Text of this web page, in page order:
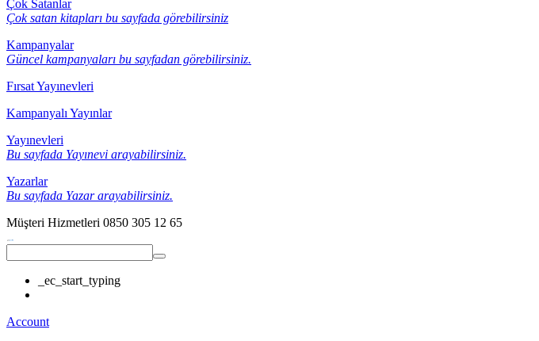
Çok Satanlar
Çok satan kitapları bu sayfada görebilirsiniz
Kampanyalar
Güncel kampanyaları bu sayfadan görebilirsiniz.
Fırsat Yayınevleri
Kampanyalı Yayınlar
Yayınevleri
Bu sayfada Yayınevi arayabilirsiniz.
Yazarlar
Bu sayfada Yazar arayabilirsiniz.
Müşteri Hizmetleri 0850 305 12 65
_ec_start_typing
Account